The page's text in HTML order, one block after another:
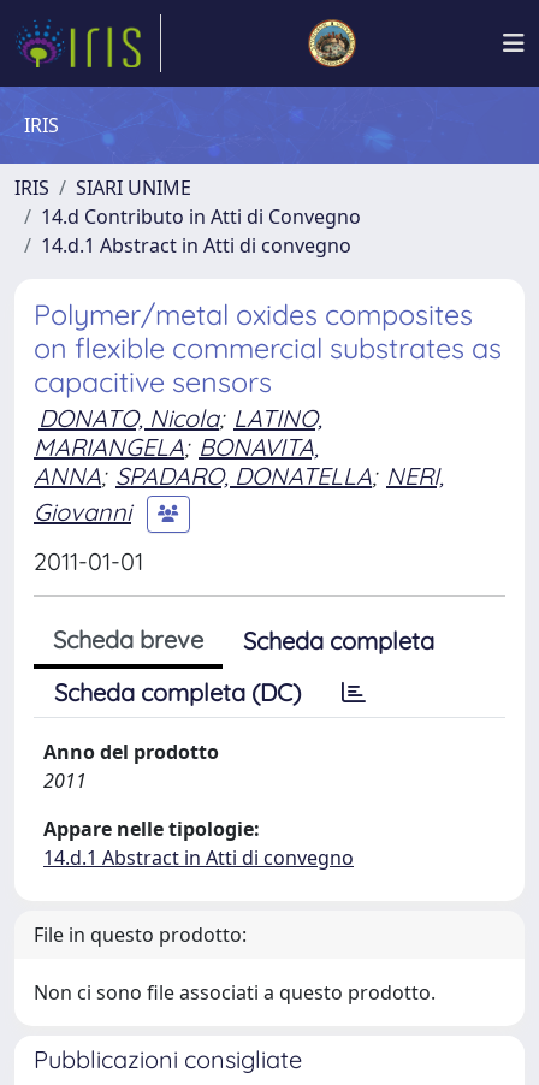
IRIS
IRIS
SIARI UNIME
14.d Contributo in Atti di Convegno
14.d.1 Abstract in Atti di convegno
Polymer/metal oxides composites
on flexible commercial substrates as
capacitive sensors
DONATO, Nicola; LATINO,
MARIANGELA; BONAVITA,
ANNA; SPADARO, DONATELLA; NERI,
Giovanni
2011-01-01
Scheda breve
Scheda completa
Scheda completa (DC)
Anno del prodotto
2011
Appare nelle tipologie:
14.d.1 Abstract in Atti di convegno
File in questo prodotto:
Non ci sono file associati a questo prodotto.
Pubblicazioni consigliate